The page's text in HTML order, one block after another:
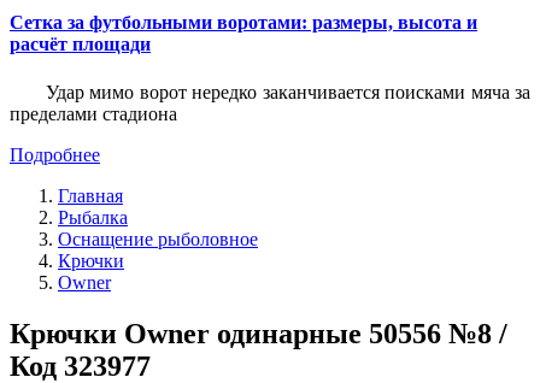
Сетка за футбольными воротами: размеры, высота и
расчёт площади
Удар мимо ворот нередко заканчивается поисками мяча за
пределами стадиона
Подробнее
Главная
Рыбалка
Оснащение рыболовное
Крючки
Owner
Крючки Owner одинарные 50556 №8 /
Код 323977